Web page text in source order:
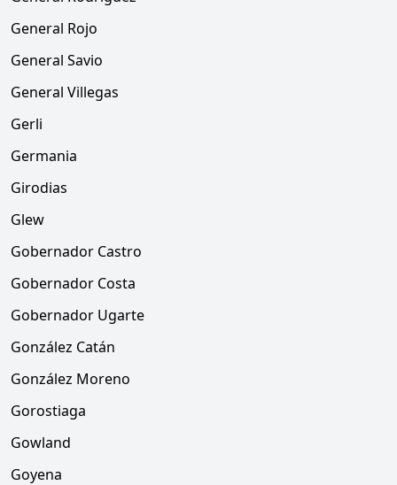
General Rojo
General Savio
General Villegas
Gerli
Germania
Girodias
Glew
Gobernador Castro
Gobernador Costa
Gobernador Ugarte
González Catán
González Moreno
Gorostiaga
Gowland
Goyena